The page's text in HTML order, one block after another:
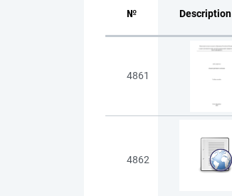
№ Description
4861
4862